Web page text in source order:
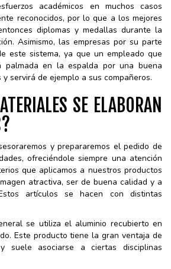
académicos en muchos casos
reconocidos, por lo que a los mejores
diplomas y medallas durante la
Asimismo, las empresas por su parte
este sistema, ya que un empleado que
palmada en la espalda por una buena
servirá de ejemplo a sus compañeros.
SE ELABORAN
y prepararemos el pedido de
ofreciéndole siempre una atención
que aplicamos a nuestros productos
atractiva, ser de buena calidad y a
artículos se hacen con distintas
se utiliza el aluminio recubierto en
Este producto tiene la gran ventaja de
suele asociarse a ciertas disciplinas